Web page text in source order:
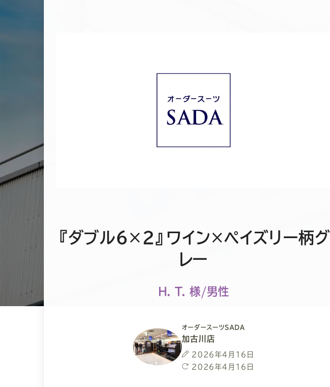
『ダブル6×2』ワイン×ペイズリー柄グ
レー
H. T. 様/男性
オーダースーツSADA
加古川店
投
稿
2026年4月16日
最
2026年4月16日